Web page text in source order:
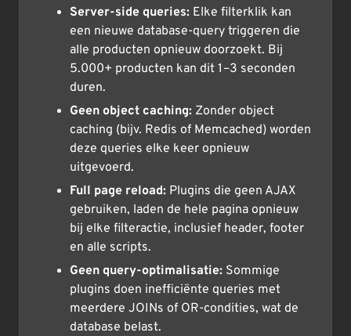
Server-side queries: Elke filterklik kan
een nieuwe database-query triggeren die
alle producten opnieuw doorzoekt. Bij
5.000+ producten kan dit 1–3 seconden
duren.
Geen object caching: Zonder object
caching (bijv. Redis of Memcached) worden
deze queries elke keer opnieuw
uitgevoerd.
Full page reload: Plugins die geen AJAX
gebruiken, laden de hele pagina opnieuw
bij elke filteractie, inclusief header, footer
en alle scripts.
Geen query-optimalisatie: Sommige
plugins doen inefficiënte queries met
meerdere JOINs of OR-condities, wat de
database belast.